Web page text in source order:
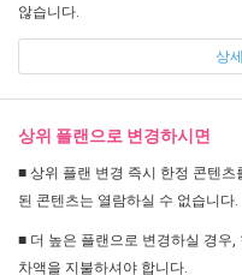
않습니다.
상
상위 플랜으로 변경하시면
■ 상위 플랜 변경 즉시 한정 콘텐
된 콘텐츠는 열람하실 수 없습니다.
■ 더 높은 플랜으로 변경하실 경우,
차액을 지불하셔야 합니다.